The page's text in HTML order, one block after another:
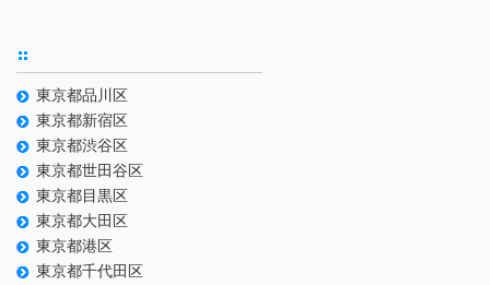
東京都品川区
東京都新宿区
東京都渋谷区
東京都世田谷区
東京都目黒区
東京都大田区
東京都港区
東京都千代田区